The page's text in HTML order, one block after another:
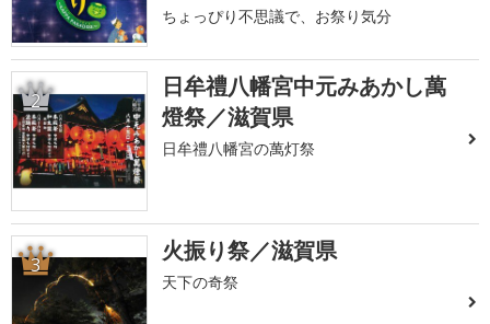
ちょっぴり不思議で、お祭り気分
2
日牟禮八幡宮中元みあかし萬
燈祭／滋賀県
日牟禮八幡宮の萬灯祭
3 火振り祭／滋賀県
天下の奇祭